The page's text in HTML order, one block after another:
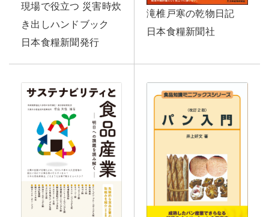
現場で役立つ 災害時炊
き出しハンドブック
日本食糧新聞発行
滝椎戸寒の乾物日記
日本食糧新聞社